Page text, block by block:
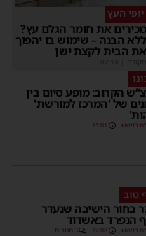
יופי העץ
מכירים את חומר הגלם עץ?
ללא הבנה – שימוש בו יהפוך
את הבית לקצת ישן
מקודם
הקרוב: מופע סיום בין
של 'המרכז למורשת'
דויטש 11:01
טוב
בחור הישיבה שנעדר
הנפרד באשדוד
דויטש 22:08 3 תגובות